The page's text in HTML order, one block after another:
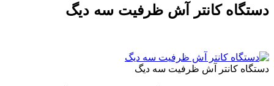
دستگاه کانتر آش ظرفیت سه دیگ
دستگاه کانتر آش ظرفیت سه دیگ